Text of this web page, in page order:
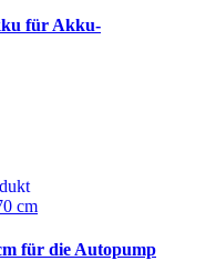
für Akku-
für die Autopump